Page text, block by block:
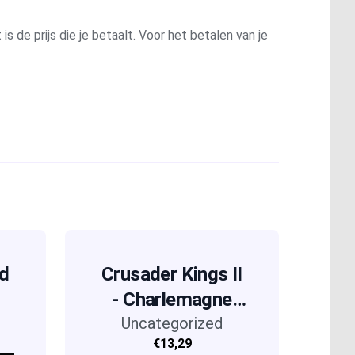
de prijs die je betaalt. Voor het betalen van je
Crusader Kings II
- Charlemagne
(DLC)
Uncategorized
€13,29